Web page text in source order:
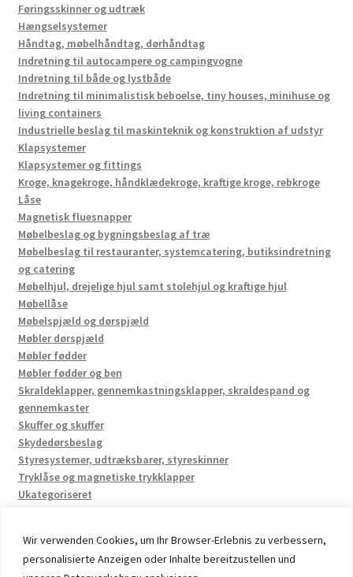
Wir verwenden Cookies, um Ihr Browser-Erlebnis zu verbessern,
personalisierte Anzeigen oder Inhalte bereitzustellen und
Føringsskinner og udtræk
Hængselsystemer
Håndtag, møbelhåndtag, dørhåndtag
Indretning til autocampere og campingvogne
Indretning til både og lystbåde
Indretning til minimalistisk beboelse, tiny houses, minihuse og
living containers
Industrielle beslag til maskinteknik og konstruktion af udstyr
Klapsystemer
Klapsystemer og fittings
Kroge, knagekroge, håndklædekroge, kraftige kroge, rebkroge
Låse
Magnetisk fluesnapper
Møbelbeslag og bygningsbeslag af træ
Møbelbeslag til restauranter, systemcatering, butiksindretning
og catering
Møbelhjul, drejelige hjul samt stolehjul og kraftige hjul
Møbellåse
Møbelspjæld og dørspjæld
Møbler dørspjæld
Møbler fødder
Møbler fødder og ben
Skraldeklapper, gennemkastningsklapper, skraldespand og
gennemkaster
Skuffer og skuffer
Skydedørsbeslag
Styresystemer, udtræksbarer, styreskinner
Tryklåse og magnetiske trykklapper
Ukategoriseret